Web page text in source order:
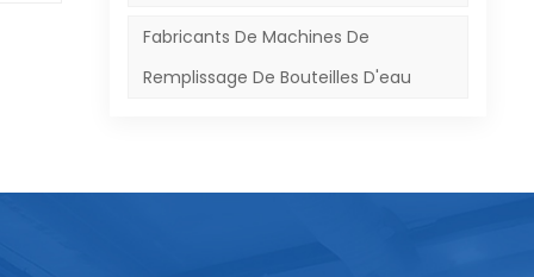
Fabricants De Machines De
Remplissage De Bouteilles D'eau